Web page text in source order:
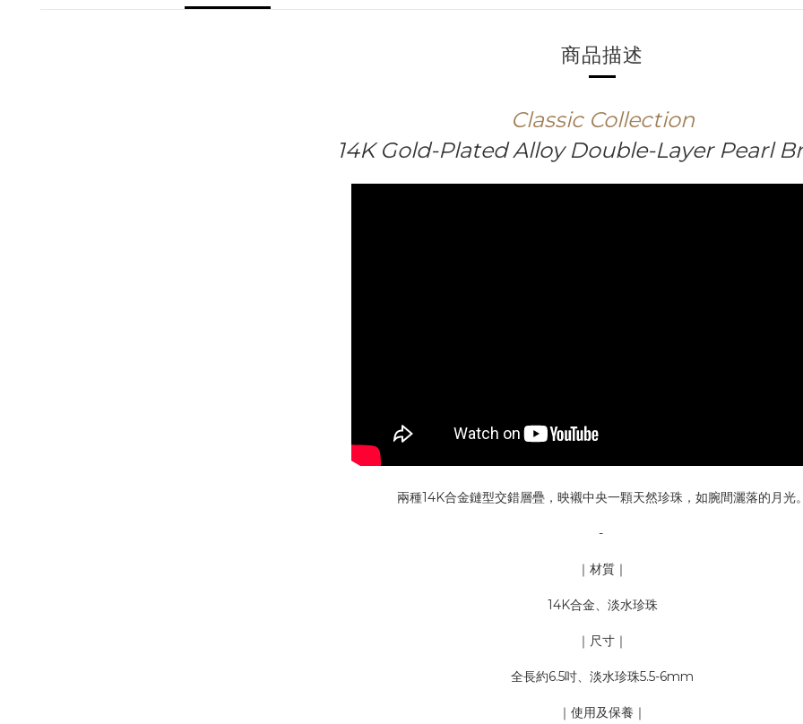
商品描述
ClassicCollection
14K Gold-Plated Alloy Double-Layer Pearl
兩種14K合金鏈型交錯層疊，映襯中央一顆天然珍珠，如腕間灑落的月光。
-
｜材質｜
14K合金、淡水珍珠
｜尺寸｜
全長約6.5吋、淡水珍珠5.5-6mm
｜使用及保養｜